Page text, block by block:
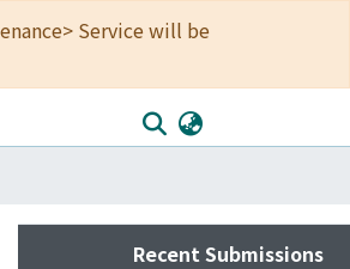
Service will be
Recent Submissions